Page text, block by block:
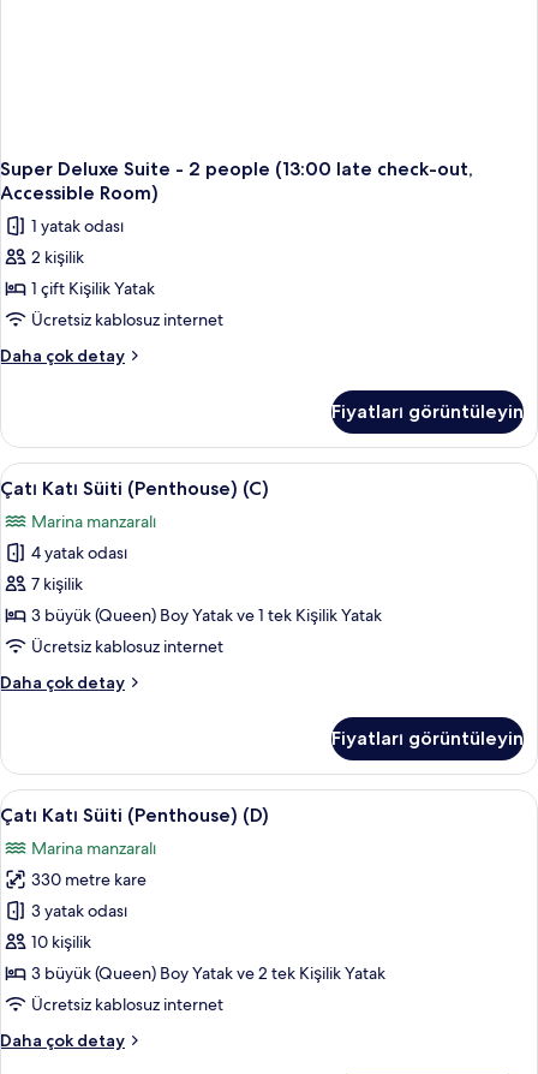
Super Deluxe Suite - 2 people (13:00 late check-out,
Accessible Room)
1 yatak odası
2 kişilik
1 çift Kişilik Yatak
Ücretsiz kablosuz internet
Daha çok detay
Super
2
people
(13:00
late
check-
out,
Accessible
Room)
hakkında
daha
fazla
detay
Fiyatları görüntüleyin
Çatı
Katı
Süiti
(Penthouse)
(C)
için
tüm
görün
Çatı Katı Süiti (Penthouse) (C) |
2
Çatı Katı Süiti (Penthouse) (C)
Marina manzaralı
4 yatak odası
7 kişilik
3 büyük (Queen) Boy Yatak ve 1 tek Kişilik Yatak
Ücretsiz kablosuz internet
Daha çok detay
Çatı
(C)
hakkında
daha
fazla
detay
Fiyatları görüntüleyin
Çatı
Katı
Süiti
(Penthouse)
(D)
için
tüm
fotoğrafları
Çatı Katı Süiti (Penthouse) (D) |
1
Çatı Katı Süiti (Penthouse) (D)
Marina manzaralı
330 metre kare
3 yatak odası
10 kişilik
3 büyük (Queen) Boy Yatak ve 2 tek Kişilik Yatak
Ücretsiz kablosuz internet
Daha çok detay
Çatı